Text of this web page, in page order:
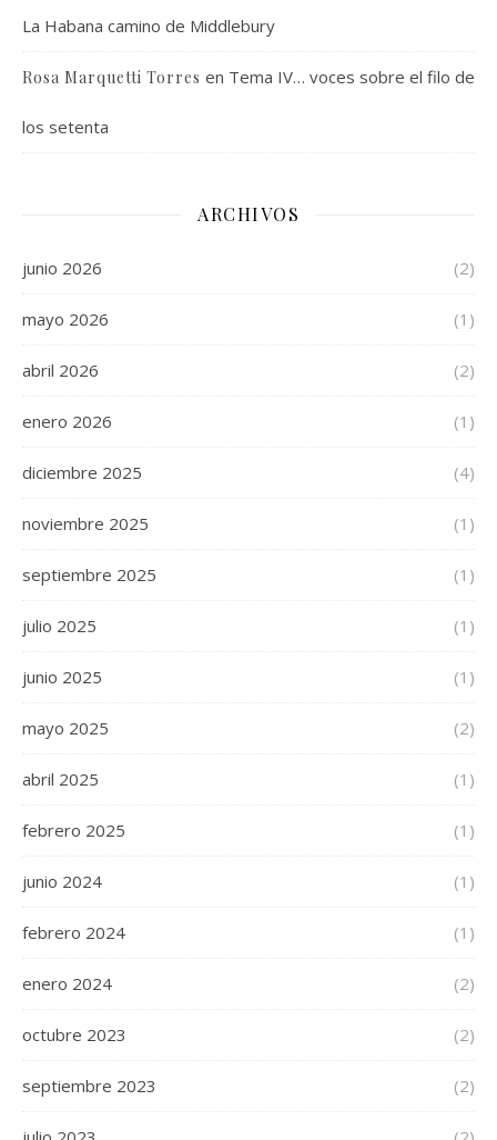
La Habana camino de Middlebury
Rosa Marquetti Torres en Tema IV… voces sobre el filo de
los setenta
ARCHIVOS
junio 2026 (2)
mayo 2026 (1)
abril 2026 (2)
enero 2026 (1)
diciembre 2025 (4)
noviembre 2025 (1)
septiembre 2025 (1)
julio 2025 (1)
junio 2025 (1)
mayo 2025 (2)
abril 2025 (1)
febrero 2025 (1)
junio 2024 (1)
febrero 2024 (1)
enero 2024 (2)
octubre 2023 (2)
septiembre 2023 (2)